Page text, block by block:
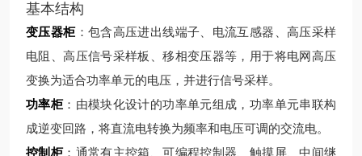
基本结构
变压器柜：包含高压进出线端子、电流互感器、高压采样
电阻、高压信号采样板、移相变压器等，用于将电网高压
变换为适合功率单元的电压，并进行信号采样。
功率柜：由模块化设计的功率单元组成，功率单元串联构
成逆变回路，将直流电转换为频率和电压可调的交流电。
控制柜：通常有主控箱、可编程控制器、触摸屏、中间继